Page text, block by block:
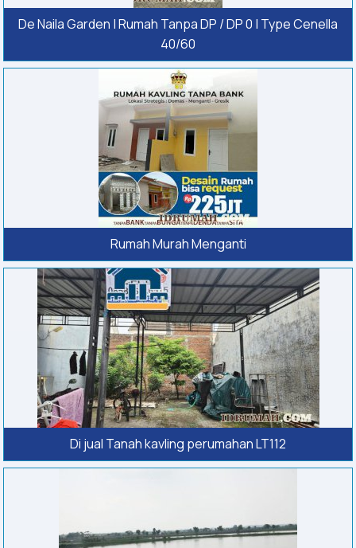
De Naila Garden | Rumah Tanpa DP / DP 0 | Type Cenella
40/60
Rumah Murah Menganti
Di jual Tanah kavling perumahan LT112